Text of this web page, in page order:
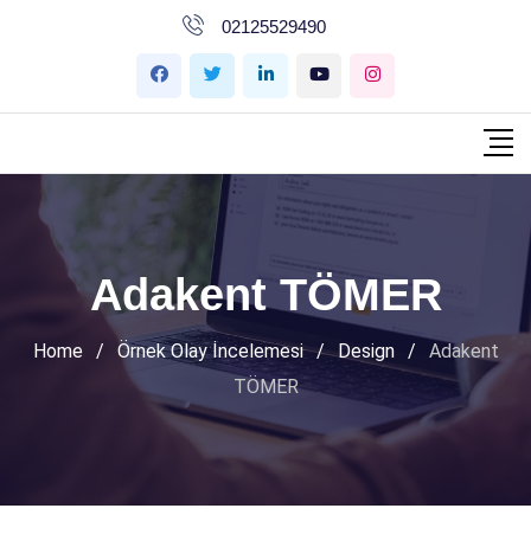
02125529490
Adakent TÖMER
Home / Örnek Olay İncelemesi / Design /
Adakent
TÖMER